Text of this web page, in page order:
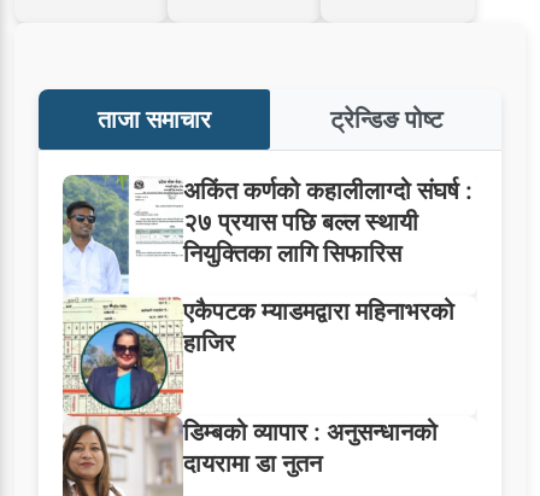
ताजा समाचार ट्रेन्डिङ पोष्ट
अकिंत कर्णको कहालीलाग्दो संघर्ष :
२७ प्रयास पछि बल्ल स्थायी
नियुक्तिका लागि सिफारिस
एकैपटक म्याडमद्वारा महिनाभरको
हाजिर
डिम्बको व्यापार : अनुसन्धानको
दायरामा डा नुतन